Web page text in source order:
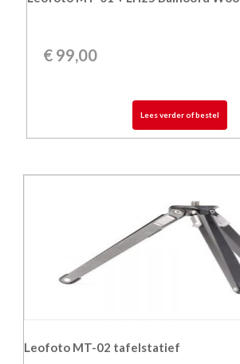
€99,00
Lees verder of bestel
Leofoto MT-02 tafelstatief